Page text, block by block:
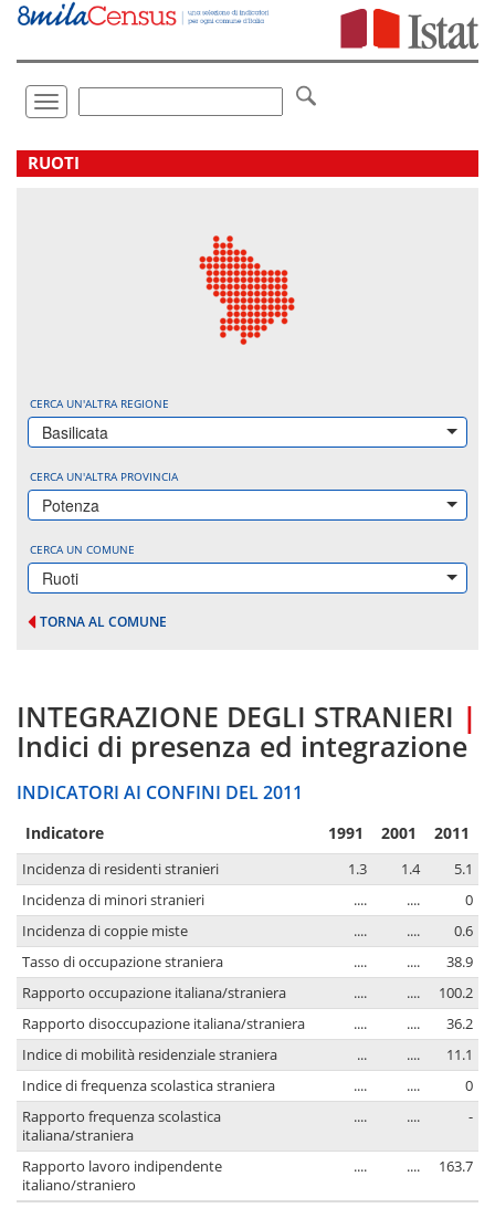
Vai
direttamente
Toggle
navigation
.
RUOTI
CERCA UN'ALTRA REGIONE
Basilicata
CERCA UN'ALTRA PROVINCIA
Potenza
CERCA UN COMUNE
Ruoti
TORNA AL COMUNE
INTEGRAZIONE DEGLI STRANIERI |
Indici di presenza ed integrazione
INDICATORI AI CONFINI DEL 2011
Indicatore 1991 2001 2011
Incidenza di residenti stranieri 1.3 1.4
5.1
Incidenza di minori stranieri
.... ....
0
Incidenza di coppie miste
.... ....
0.6
Tasso di occupazione straniera
.... ....
38.9
Rapporto occupazione italiana/straniera
.... ....
100.2
Rapporto disoccupazione italiana/straniera
.... ....
36.2
Indice di mobilità residenziale straniera
... ....
11.1
Indice di frequenza scolastica straniera
.... ....
0
Rapporto frequenza scolastica
italiana/straniera
.... .... -
Rapporto lavoro indipendente
italiano/straniero
.... .... 163.7